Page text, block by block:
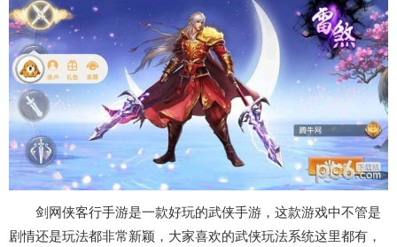
剑网侠客行手游是一款好玩的武侠手游，这款游戏中不管是
剧情还是玩法都非常新颖，大家喜欢的武侠玩法系统这里都有，